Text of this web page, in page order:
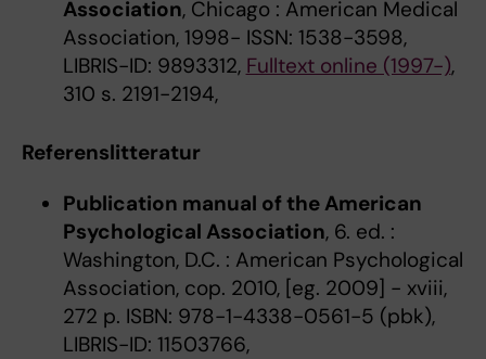
Association, Chicago : American Medical
Association, 1998- ISSN: 1538-3598,
LIBRIS-ID: 9893312, Fulltext online (1997-),
310 s. 2191-2194,
Referenslitteratur
Publication manual of the American
Psychological Association, 6. ed. :
Washington, D.C. : American Psychological
Association, cop. 2010, [eg. 2009] - xviii,
272 p. ISBN: 978-1-4338-0561-5 (pbk),
LIBRIS-ID: 11503766,